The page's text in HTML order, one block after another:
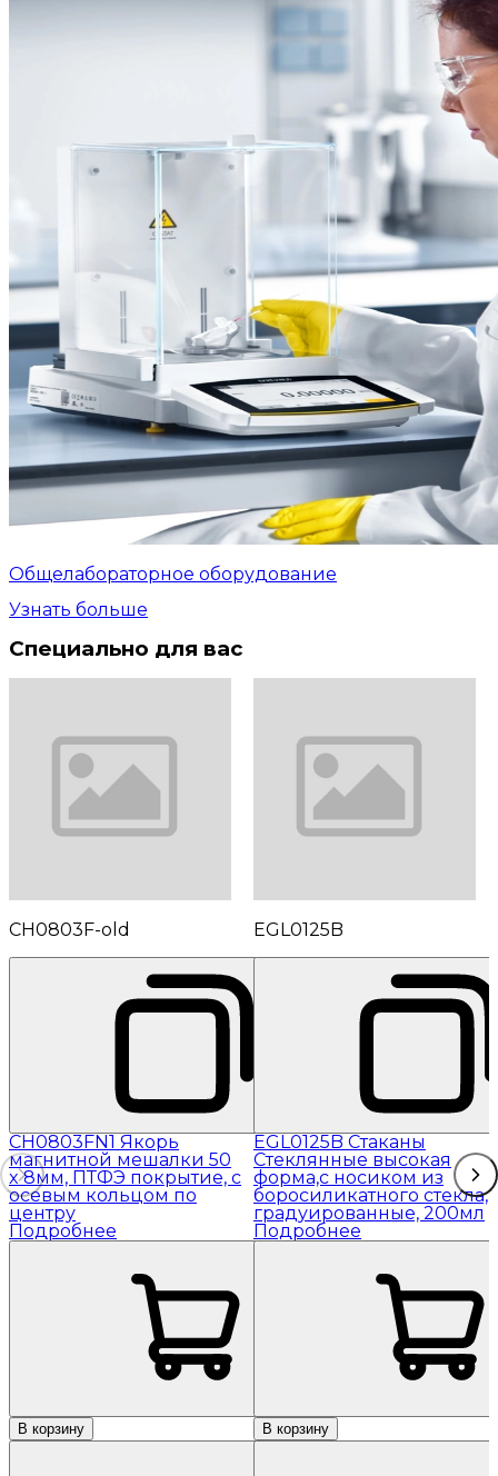
Общелабораторное оборудование
Узнать больше
Специально для вас
CH0803F-old
CH0803FN1 Якорь
магнитной мешалки 50
x 8мм, ПТФЭ покрытие, с
осевым кольцом по
центру
Подробнее
В корзину
EGL0125B
EGL0125B Стаканы
Стеклянные высокая
форма,с носиком из
боросиликатного стекла,
градуированные, 200мл
Подробнее
В корзину